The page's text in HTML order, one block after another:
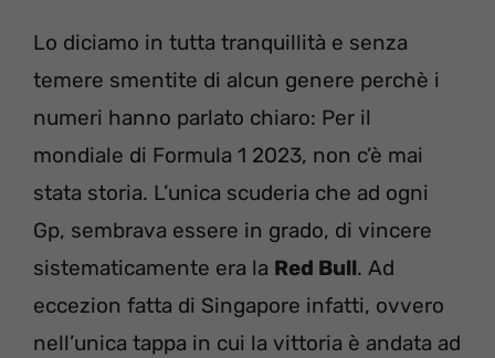
Lo diciamo in tutta tranquillità e senza
temere smentite di alcun genere perchè i
numeri hanno parlato chiaro: Per il
mondiale di Formula 1 2023, non c’è mai
stata storia. L’unica scuderia che ad ogni
Gp, sembrava essere in grado, di vincere
sistematicamente era la Red Bull. Ad
eccezion fatta di Singapore infatti, ovvero
nell’unica tappa in cui la vittoria è andata ad